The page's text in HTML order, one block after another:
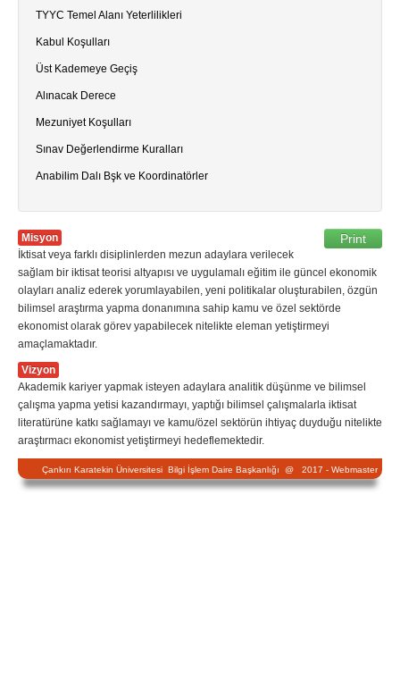
TYYC Temel Alanı Yeterlilikleri
Kabul Koşulları
Üst Kademeye Geçiş
Alınacak Derece
Mezuniyet Koşulları
Sınav Değerlendirme Kuralları
Anabilim Dalı Bşk ve Koordinatörler
Print
Misyon
İktisat veya farklı disiplinlerden mezun adaylara verilecek
sağlam bir iktisat teorisi altyapısı ve uygulamalı eğitim ile güncel ekonomik
olayları analiz ederek yorumlayabilen, yeni politikalar oluşturabilen, özgün
bilimsel araştırma yapma donanımına sahip kamu ve özel sektörde
ekonomist olarak görev yapabilecek nitelikte eleman yetiştirmeyi
amaçlamaktadır.
Vizyon
Akademik kariyer yapmak isteyen adaylara analitik düşünme ve bilimsel
çalışma yapma yetisi kazandırmayı, yaptığı bilimsel çalışmalarla iktisat
literatürüne katkı sağlamayı ve kamu/özel sektörün ihtiyaç duyduğu nitelikte
araştırmacı ekonomist yetiştirmeyi hedeflemektedir.
Çankırı Karatekin Üniversitesi Bilgi İşlem Daire Başkanlığı @ 2017 - Webmaster